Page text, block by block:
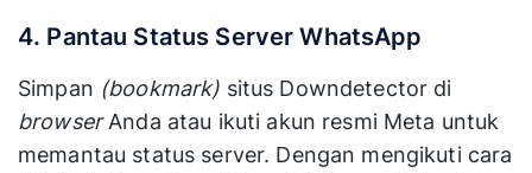
4. Pantau Status Server WhatsApp
Simpan (bookmark) situs Downdetector di
browserAnda atau ikuti akun resmi Meta untuk
memantau status server. Dengan mengikuti cara